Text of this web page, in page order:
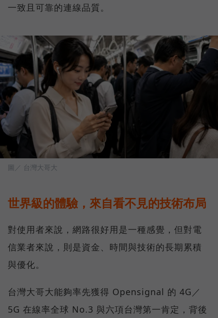
一致且可靠的連線品質。
圖／ 台灣大哥大
世界級的體驗，來自看不見的技術布局
對使用者來說，網路很好用是一種感覺，但對電
信業者來說，則是資金、時間與技術的長期累積
與優化。
台灣大哥大能夠率先獲得 Opensignal 的 4G／
5G 在線率全球 No.3 與六項台灣第一肯定，背後